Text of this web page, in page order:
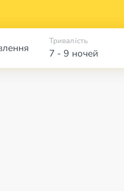
7 - 9 ночей
Тривалість